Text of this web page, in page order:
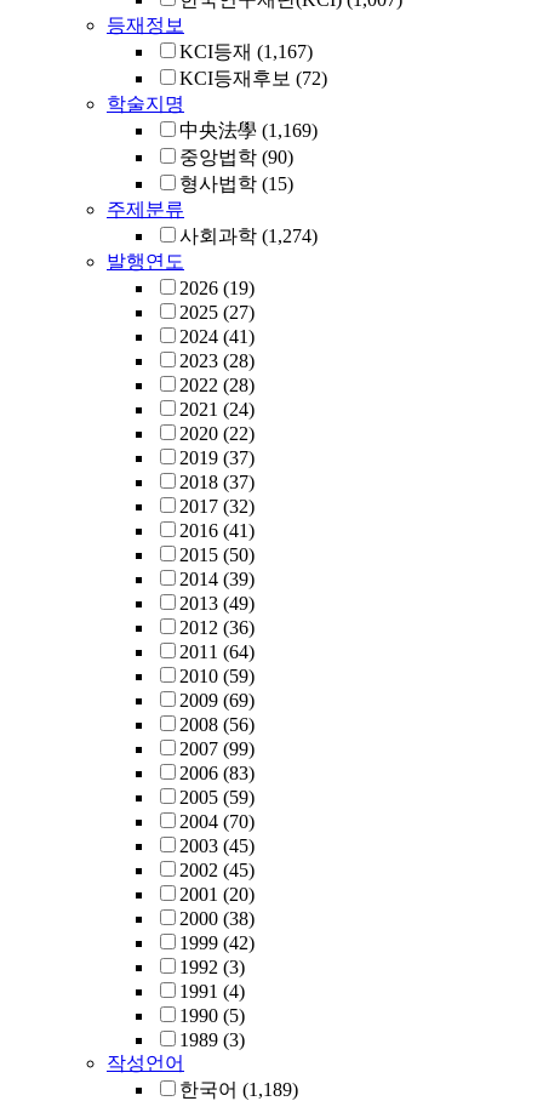
등재정보
KCI등재 (1,167)
KCI등재후보 (72)
학술지명
中央法學 (1,169)
중앙법학 (90)
형사법학 (15)
주제분류
사회과학 (1,274)
발행연도
2026 (19)
2025 (27)
2024 (41)
2023 (28)
2022 (28)
2021 (24)
2020 (22)
2019 (37)
2018 (37)
2017 (32)
2016 (41)
2015 (50)
2014 (39)
2013 (49)
2012 (36)
2011 (64)
2010 (59)
2009 (69)
2008 (56)
2007 (99)
2006 (83)
2005 (59)
2004 (70)
2003 (45)
2002 (45)
2001 (20)
2000 (38)
1999 (42)
1992 (3)
1991 (4)
1990 (5)
1989 (3)
작성언어
한국어 (1,189)